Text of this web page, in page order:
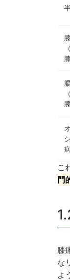
病
こ
門
膝
な
よ